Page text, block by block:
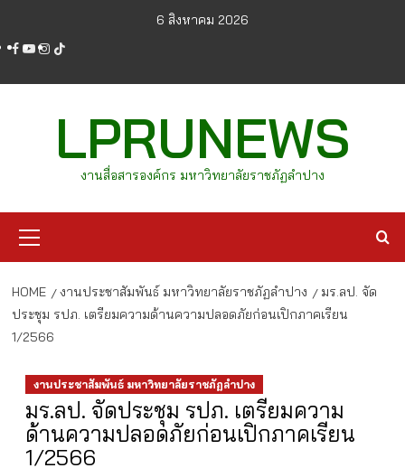
content
6 สิงหาคม 2026
facebook
youtube
instagram
tiktok
LPRUNEWS
งานสื่อสารองค์กร มหาวิทยาลัยราชภัฏลำปาง
Menu
HOME งานประชาสัมพันธ์ มหาวิทยาลัยราชภัฏลำปาง
มร.ลป. จัด
ประชุม รปภ. เตรียมความด้านความปลอดภัยก่อนเปิกภาคเรียน
1/2566
งานประชาสัมพันธ์ มหาวิทยาลัยราชภัฏลำปาง
มร.ลป. จัดประชุม รปภ. เตรียมความ
ด้านความปลอดภัยก่อนเปิกภาคเรียน
1/2566